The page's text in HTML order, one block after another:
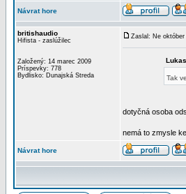
Návrat hore
britishaudio
Hifista - zaslúžilec
Založený: 14 marec 2009
Príspevky: 778
Bydlisko: Dunajská Streda
Zaslal: Ne október
Tak
dotyčná osoba
nemá to zmysle
Návrat hore